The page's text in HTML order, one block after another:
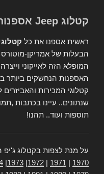
קטלוג Jeep אספנות
ראשית אספנו את כל
הבעלות של אמריקן-
המופלא הזה לאייקוני
האספנות הנחשקים ביותר
קטלוגי המכירות והאביזרים
שנתונים.. עיינו בכתבות
תוספות ועוד.. תהנו!
על מנת לצפות בקטלוג
1970
1971
1972
1973